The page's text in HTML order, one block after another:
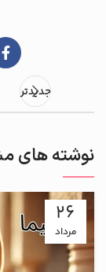
جدیدتر
نوشته های
26
مرداد